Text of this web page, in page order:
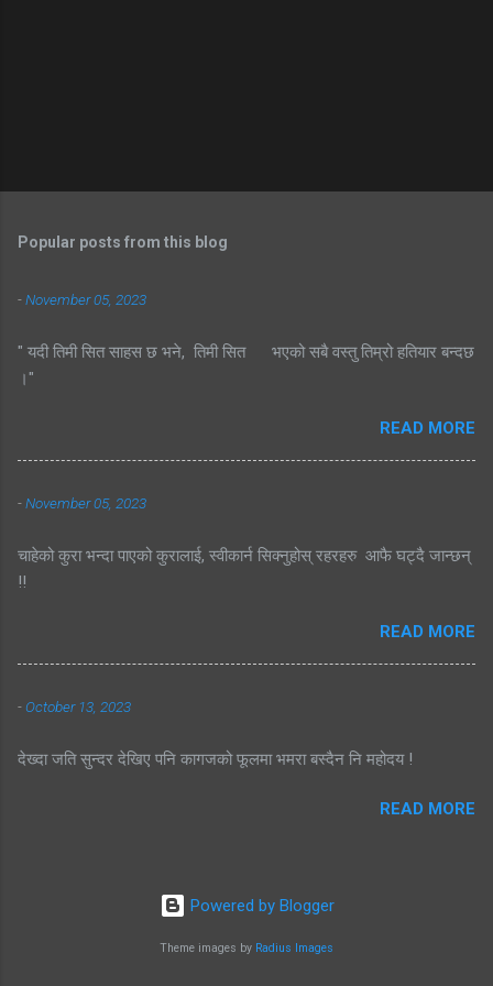
Popular posts from this blog
-November 05, 2023
" यदी तिमी सित साहस छ भने, तिमी सित भएको सबै वस्तु तिम्रो हतियार बन्दछ
।"
READ MORE
-November 05, 2023
चाहेको कुरा भन्दा पाएको कुरालाई, स्वीकार्न सिक्नुहोस् रहरहरु आफै घट्दै जान्छन्
!!
READ MORE
-October 13, 2023
देख्दा जति सुन्दर देखिए पनि कागजको फूलमा भमरा बस्दैन नि महोदय !
READ MORE
Powered by Blogger
Theme images by Radius Images